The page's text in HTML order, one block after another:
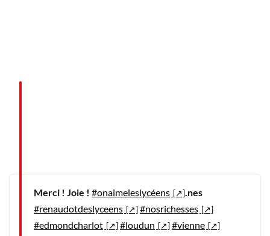
Merci ! Joie ! #onaimeleslycéens
.nes
#renaudotdeslyceens
#nosrichesses
#edmondcharlot
#loudun
#vienne